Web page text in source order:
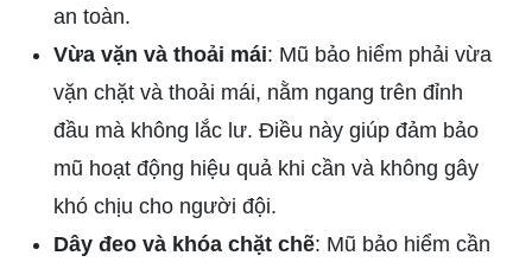
an toàn.
Vừa vặn và thoải mái: Mũ bảo hiểm phải vừa
vặn chặt và thoải mái, nằm ngang trên đỉnh
đầu mà không lắc lư. Điều này giúp đảm bảo
mũ hoạt động hiệu quả khi cần và không gây
khó chịu cho người đội.
Dây đeo và khóa chặt chẽ: Mũ bảo hiểm cần